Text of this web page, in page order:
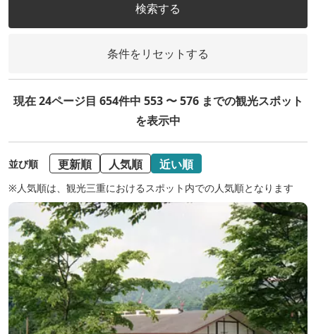
検索する
条件をリセットする
現在 24ページ目 654件中 553 〜 576 までの観光スポット
を表示中
並び順 更新順 人気順 近い順
※人気順は、観光三重におけるスポット内での人気順となります